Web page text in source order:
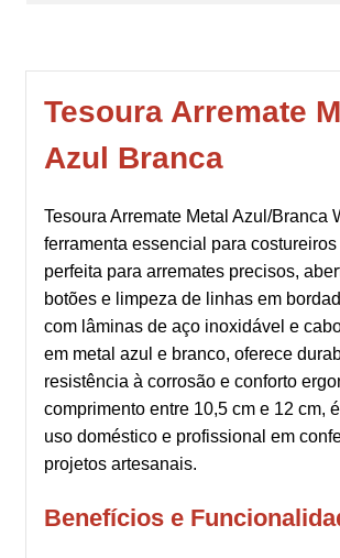
Tesoura Arremate
Azul Branca
Tesoura Arremate Metal Azul/Branca
ferramenta essencial para costureiros
perfeita para arremates precisos,
botões e limpeza de linhas em
com lâminas de aço inoxidável e
em metal azul e branco, oferece
resistência à corrosão e conforto
comprimento entre 10,5 cm e 12 cm,
uso doméstico e profissional em
projetos artesanais.
Benefícios e